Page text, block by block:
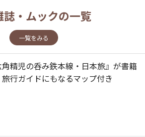
誌・ムックの一覧
一覧をみる
角精児の呑み鉄本線・日本旅』が書籍
行ガイドにもなるマップ付き